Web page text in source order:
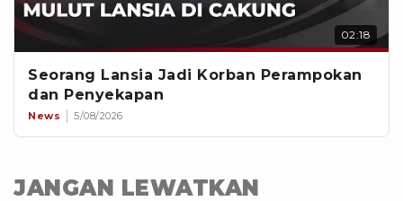
02:18
Seorang Lansia Jadi Korban Perampokan
dan Penyekapan
News 5/08/2026
JANGAN LEWATKAN